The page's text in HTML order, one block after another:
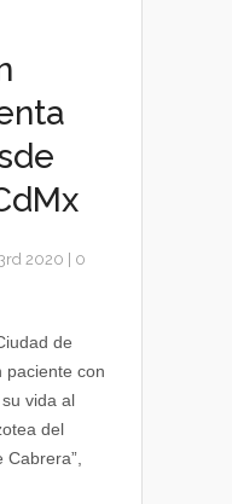
2020
0
de
paciente con
vida al
del